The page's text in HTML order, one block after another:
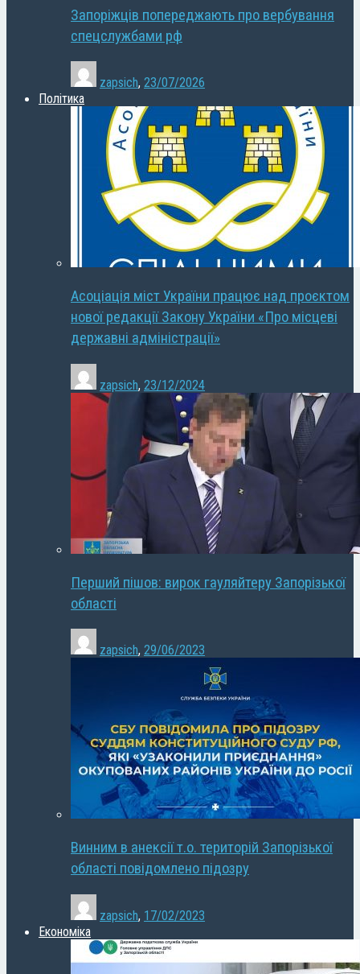
Запоріжців попереджають про вербування
спецслужбами рф
zapsich, 23/07/2026
Політика
Асоціація міст України працює над проєктом
нової редакції Закону України «Про місцеві
державні адміністрації»
zapsich, 23/12/2024
Перший пішов: вирок гауляйтеру Запорізької
області
zapsich, 29/06/2023
Винним в анексії т.о. територій Запорізької
області повідомлено підозру
zapsich, 17/02/2023
Економіка